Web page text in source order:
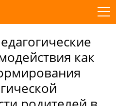
как